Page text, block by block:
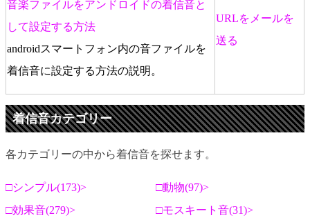
音楽ファイルをアンドロイドの着信音と
して設定する方法
androidスマートフォン内の音ファイルを
着信音に設定する方法の説明。
URLをメールを
送る
着信音カテゴリー
各カテゴリーの中から着信音を探せます。
シンプル(173)
動物(97)
効果音(279)
モスキート音(31)